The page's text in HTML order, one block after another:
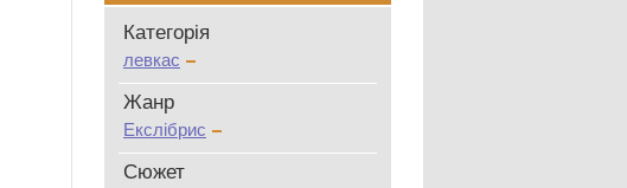
Категорія
левкас
Жанр
Екслібрис
Сюжет